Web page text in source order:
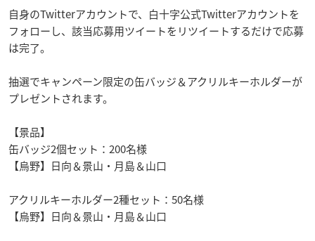
自身のTwitterアカウントで、白十字公式Twitterアカウントを
フォローし、該当応募用ツイートをリツイートするだけで応募
は完了。
抽選でキャンペーン限定の缶バッジ＆アクリルキーホルダーが
プレゼントされます。
【景品】
缶バッジ2個セット：200名様
【烏野】日向＆景山・月島＆山口
アクリルキーホルダー2種セット：50名様
【烏野】日向＆景山・月島＆山口